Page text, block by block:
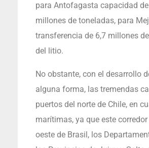
para Antofagasta capacidad
millones de toneladas, para
transferencia de 6,7 millones
del litio.
No obstante, con el desarrollo
alguna forma, las tremendas
puertos del norte de Chile, en
marítimas, ya que este
oeste de Brasil, los